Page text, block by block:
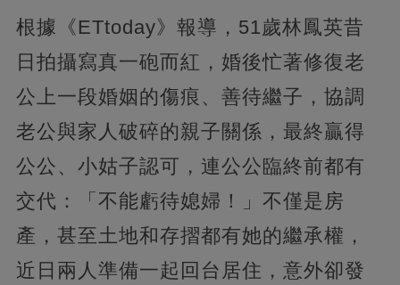
根據《ETtoday》報導，51歲林鳳英昔
日拍攝寫真一砲而紅，婚後忙著修復老
公上一段婚姻的傷痕、善待繼子，協調
老公與家人破碎的親子關係，最終贏得
公公、小姑子認可，連公公臨終前都有
交代：「不能虧待媳婦！」不僅是房
產，甚至土地和存摺都有她的繼承權，
近日兩人準備一起回台居住，意外卻發